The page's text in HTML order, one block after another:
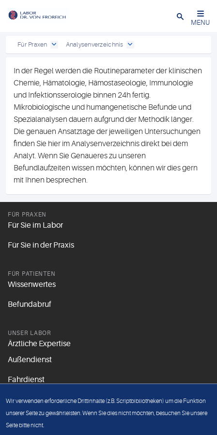
Close
MENU
Für Praxen Analysenverzeichnis
In der Regel werden die Routineparameter der klinischen
Chemie, Hämatologie, Hämostaseologie, Immunologie
und Infektionsserologie binnen 24h fertig.
Mikrobiologische und humangenetische Befunde und
Spezialanalysen dauern aufgrund der Methodik länger.
Die genauen Ansatztage der jeweiligen Untersuchungen
finden Sie hier im Analysenverzeichnis direkt bei dem
Analyt. Wenn Sie Genaueres zu unseren
Befundlaufzeiten wissen möchten, können wir dies gern
mit Ihnen besprechen.
FÜR PRAXEN
Für Sie im Labor
Für Sie in der Praxis
FÜR PATIENTEN
Wissenwertes
Befundabruf
UNSER LABOR
Ärztliche Expertise
Außendienst
Fahrdienst
Unsere Grundsätze
Wir verwenden erforderliche Drittinhalte (z.B. Scriptbibliotheken) um die Funktion
unserer Seite zu gewährleisten. Wenn Sie dies nicht möchten, besuchen Sie unsere
Seite bitte nicht.